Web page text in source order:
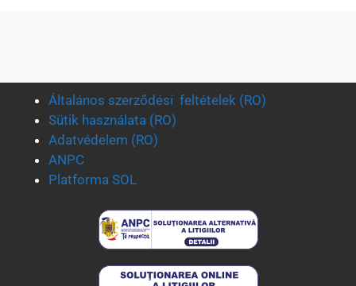
Általános szerződési feltételek (RO)
Sütik használata (RO)
Adatvédelem (RO)
ANPC
Platforma SOL